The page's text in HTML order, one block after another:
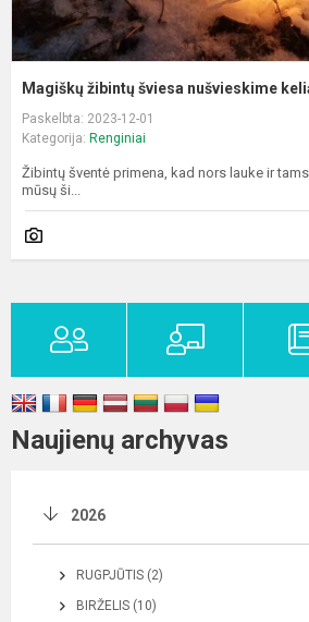
Magiškų žibintų šviesa nušvieskime
Paskelbta: 2023-12-01
Kategorija: Renginiai
Žibintų šventė primena, kad nors lauke ir
mūsų ši...
Naujienų archyvas
2026
RUGPJŪTIS (2)
BIRŽELIS (10)